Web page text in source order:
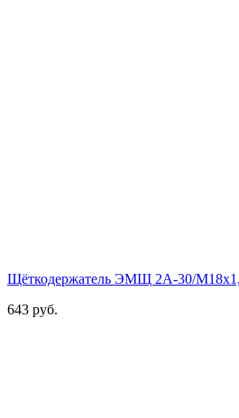
Щёткодержатель ЭМЩ 2А-30/
643 руб.